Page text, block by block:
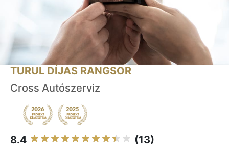
TURUL DÍJAS RANGSOR
Cross Autószerviz
8.4 (13)